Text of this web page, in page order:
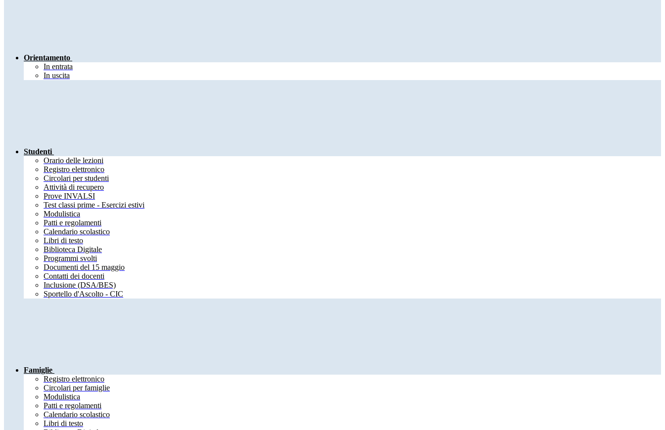
Orientamento
In entrata
In uscita
Studenti
Orario delle lezioni
Registro elettronico
Circolari per studenti
Attività di recupero
Prove INVALSI
Test classi prime - Esercizi estivi
Modulistica
Patti e regolamenti
Calendario scolastico
Libri di testo
Biblioteca Digitale
Programmi svolti
Documenti del 15 maggio
Contatti dei docenti
Inclusione (DSA/BES)
Sportello d'Ascolto - CIC
Famiglie
Registro elettronico
Circolari per famiglie
Modulistica
Patti e regolamenti
Calendario scolastico
Libri di testo